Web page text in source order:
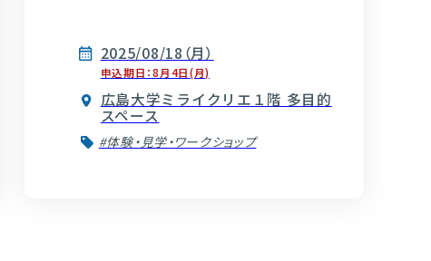
2025/08/18（月）
申込期日：8月4日(月)
広島大学ミライクリエ１階 多目的
スペース
#体験・見学・ワークショップ